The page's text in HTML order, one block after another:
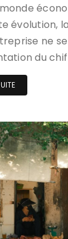
évolution,
ne
du